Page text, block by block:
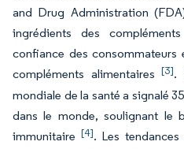
and Drug Administration
ingrédients des
confiance des
compléments alimentaires[3].
mondiale de la santé a signalé
dans le monde, soulignant le
immunitaire [4]. Les